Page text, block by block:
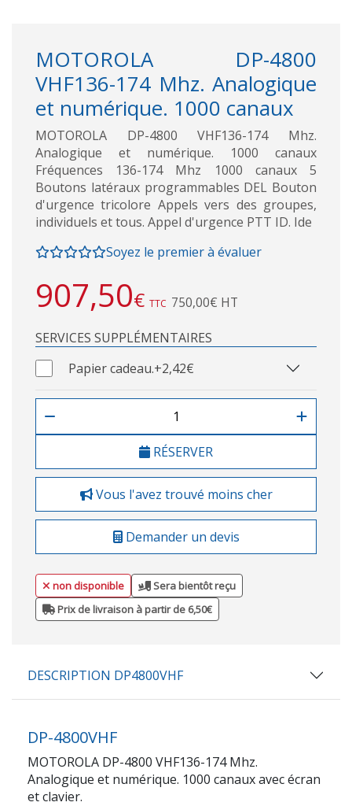
MOTOROLA DP-4800
VHF136-174 Mhz. Analogique
et numérique. 1000 canaux
MOTOROLA DP-4800 VHF136-174 Mhz.
Analogique et numérique. 1000 canaux
Fréquences 136-174 Mhz 1000 canaux 5
Boutons latéraux programmables DEL Bouton
d'urgence tricolore Appels vers des groupes,
individuels et tous. Appel d'urgence PTT ID. Ide
Soyez le premier à évaluer
907,50€ TTC 750,00€ HT
SERVICES SUPPLÉMENTAIRES
Papier cadeau.+2,42€
RÉSERVER
Vous l'avez trouvé moins cher
Demander un devis
non disponible
Sera bientôt reçu
Prix de livraison à partir de 6,50€
DESCRIPTION DP4800VHF
DP-4800VHF
MOTOROLA DP-4800 VHF136-174 Mhz.
Analogique et numérique. 1000 canaux avec écran
et clavier.